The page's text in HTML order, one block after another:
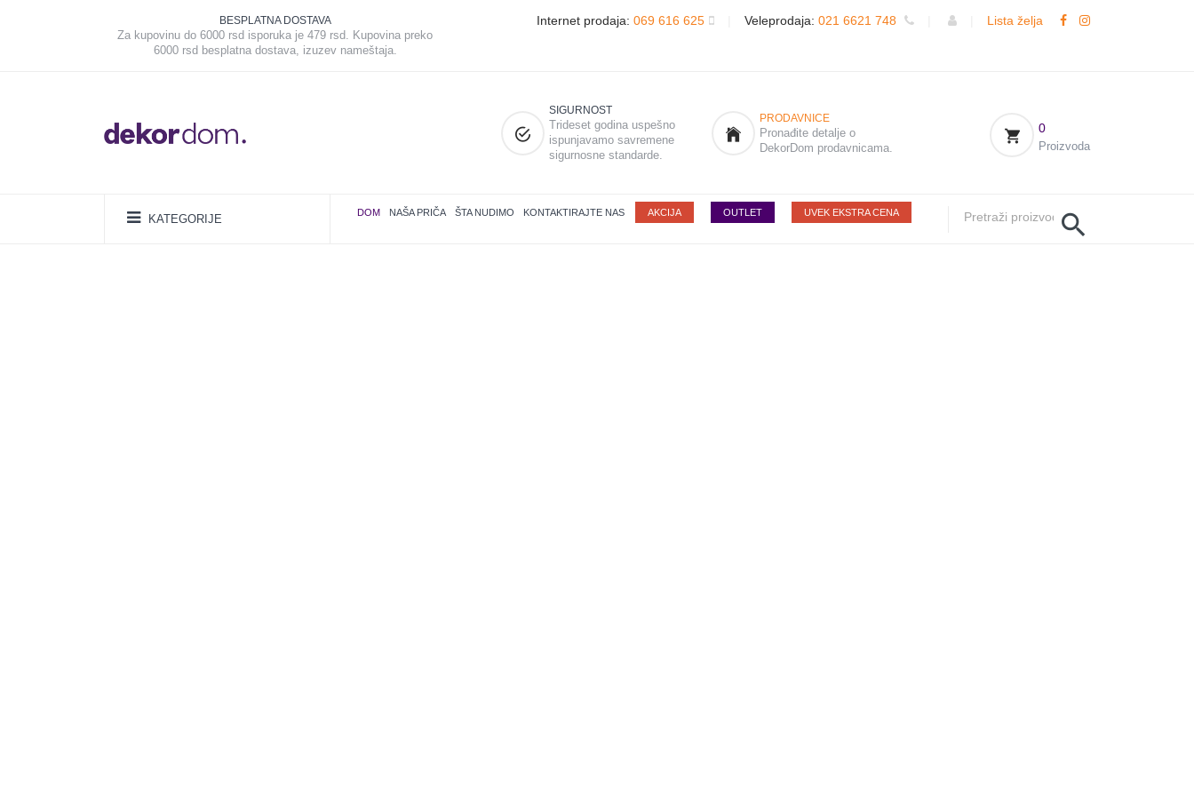
BESPLATNA DOSTAVA
Za kupovinu do 6000 rsd isporuka je 479 rsd. Kupovina preko
6000 rsd besplatna dostava, izuzev nameštaja.
Internet prodaja: 069 616 625 Veleprodaja: 021 6621 748 Lista želja
SIGURNOST
Trideset godina uspešno
ispunjavamo savremene
sigurnosne standarde.
PRODAVNICE
Pronađite detalje o
DekorDom prodavnicama.
0
Proizvoda
KATEGORIJE DOM NAŠA PRIČA ŠTA NUDIMO KONTAKTIRAJTE NAS AKCIJA OUTLET UVEK EKSTRA CENA